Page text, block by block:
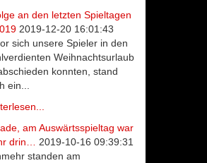
an den letzten Spieltagen
2019-12-20 16:01:43
sich unsere Spieler in den
Weihnachtsurlaub
konnten, stand
ein...
am Auswärtsspieltag war
drin…
2019-10-16 09:39:31
standen am